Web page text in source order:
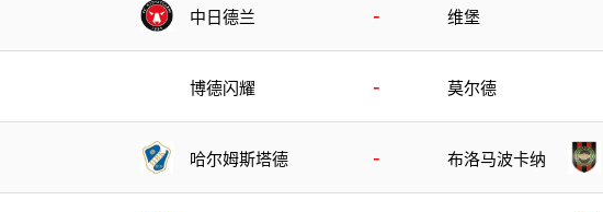
中日德兰 - 维堡
博德闪耀 - 莫尔德
哈尔姆斯塔德 - 布洛马波卡纳